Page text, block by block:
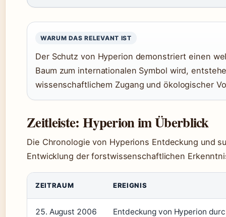
WARUM DAS RELEVANT IST
Der Schutz von Hyperion demonstriert einen
Baum zum internationalen Symbol wird,
wissenschaftlichem Zugang und ökologischer
Zeitleiste: Hyperion im Überblick
Die Chronologie von Hyperions Entdeckung und
Entwicklung der forstwissenschaftlichen
ZEITRAUM EREIGNIS
25. August 2006 Entdeckung von Hyperion